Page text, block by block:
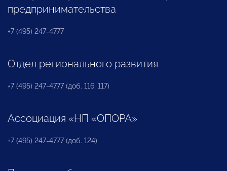
предпринимательства
+7 (495) 247-4777
Отдел регионального развития
+7 (495) 247-4777 (доб. 116, 117)
Ассоциация «НП «ОПОРА»
+7 (495) 247-4777 (доб. 124)